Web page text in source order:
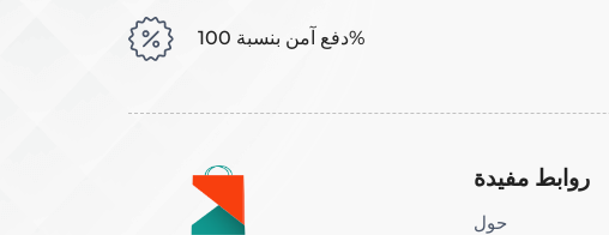
دفع آمن بنسبة 100%
روابط مفيدة
حول